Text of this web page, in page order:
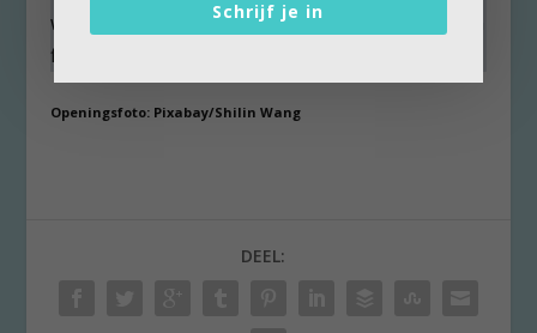
waarin hij jarenlang op hoog niveau wedstrijden
floot.
Openingsfoto: Pixabay/Shilin Wang
DEEL:
Schrijf je in